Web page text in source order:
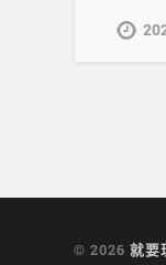
© 2026就要